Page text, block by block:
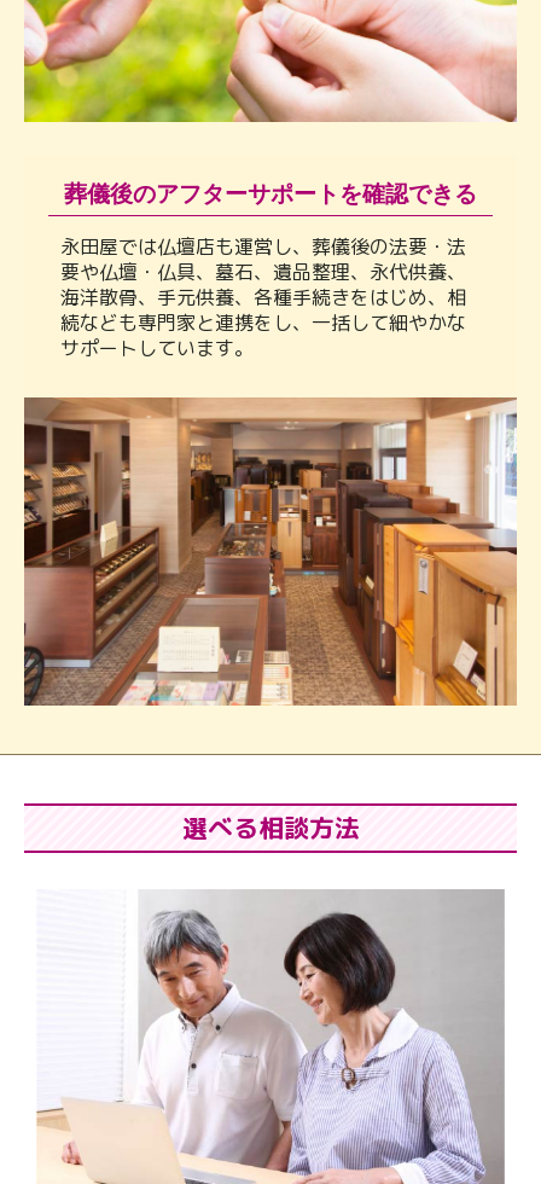
葬儀後のアフターサポートを確認できる
永田屋では仏壇店も運営し、葬儀後の法要・法
要や仏壇・仏具、墓石、遺品整理、永代供養、
海洋散骨、手元供養、各種手続きをはじめ、相
続なども専門家と連携をし、一括して細やかな
サポートしています。
選べる相談方法